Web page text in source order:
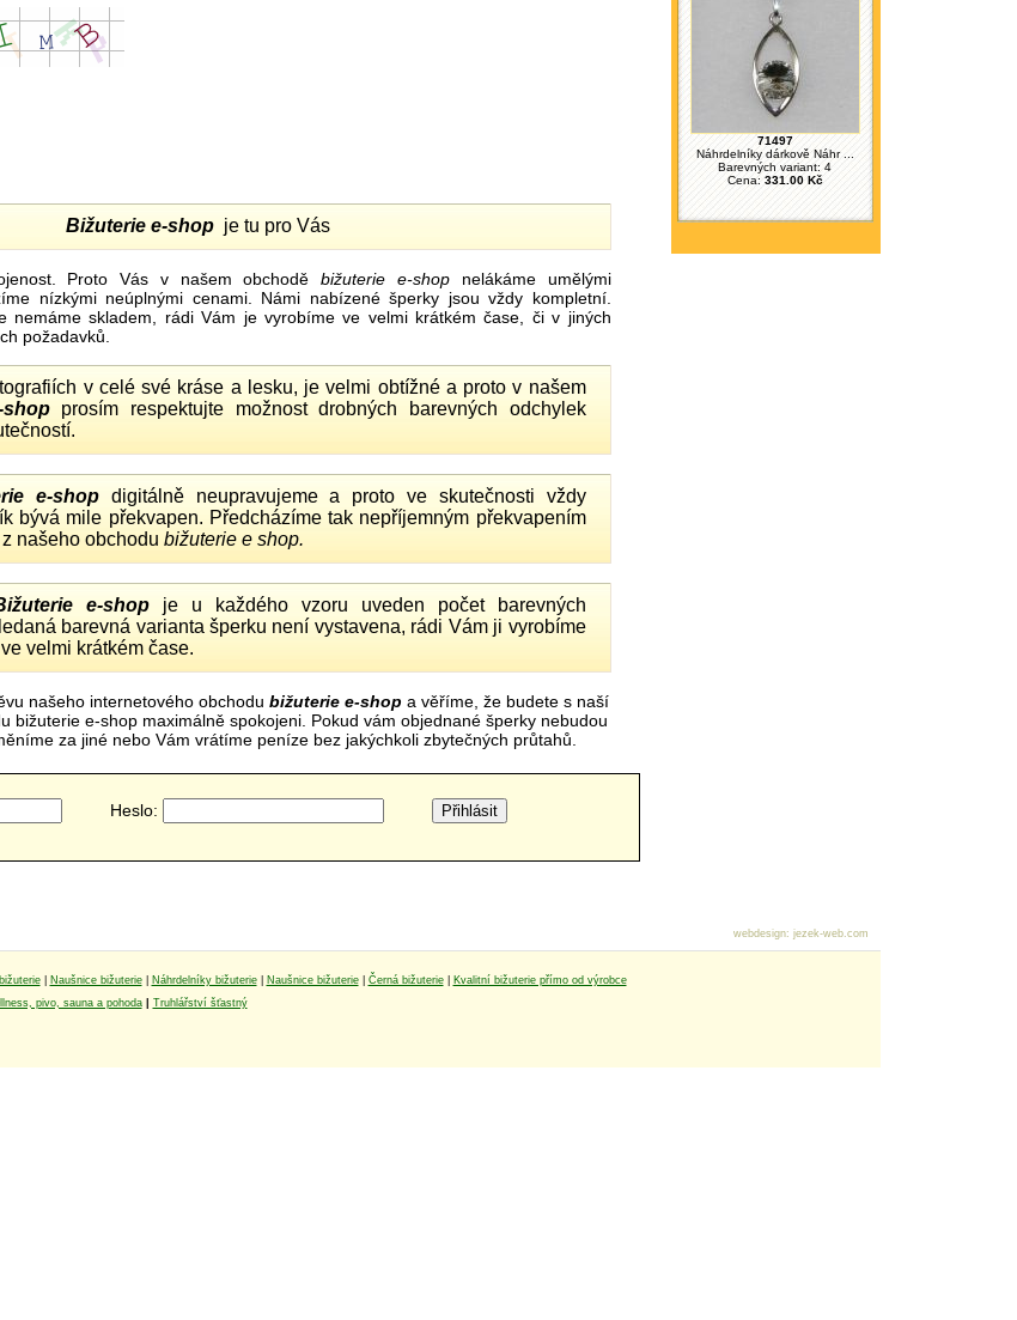
71497
Náhrdelníky dárkově Náhr ...
Barevných variant: 4
Cena: 331.00 Kč
Bižuterie e-shopje tu pro Vás
Proto Vás v našem obchoděbižuterie e-shopnelákáme umělými
nízkými neúplnými cenami. Námi nabízené šperky jsou vždy kompletní.
nemáme skladem, rádi Vám je vyrobíme ve velmi krátkém čase, či v jiných
požadavků.
v celé své kráse a lesku, je velmi obtížné a proto v našem
prosím respektujte možnost drobných barevných odchylek
e-shopdigitálně neupravujeme a proto ve skutečnosti vždy
bývá mile překvapen. Předcházíme tak nepříjemným překvapením
našeho obchodu bižuterie e shop.
e-shop je u každého vzoru uveden počet barevných
barevná varianta šperku není vystavena, rádi Vám ji vyrobíme
velmi krátkém čase.
našeho internetového obchodu bižuterie e-shop a věříme, že budete s naší
bižuterie e-shop maximálně spokojeni. Pokud vám objednané šperky nebudou
za jiné nebo Vám vrátíme peníze bez jakýchkoli zbytečných průtahů.
Heslo:
| Naušnice bižuterie| Náhrdelníky bižuterie| Naušnice bižuterie| Černá bižuterie|
Kvalitní bižuterie přímo od výrobce
pivo, sauna a pohoda| Truhlářství šťastný
webdesign: jezek-web.com